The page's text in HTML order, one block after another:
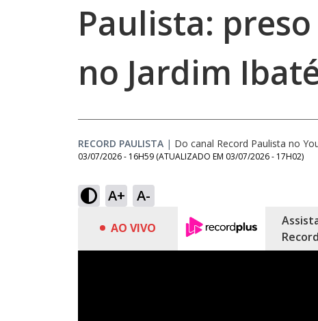
Paulista:
no Jardim
RECORD PAULISTA | Do canal Record Paulista no
03/07/2026 - 16H59 (ATUALIZADO EM 03/07/2026 - 17H02)
A+ A-
AO VIVO